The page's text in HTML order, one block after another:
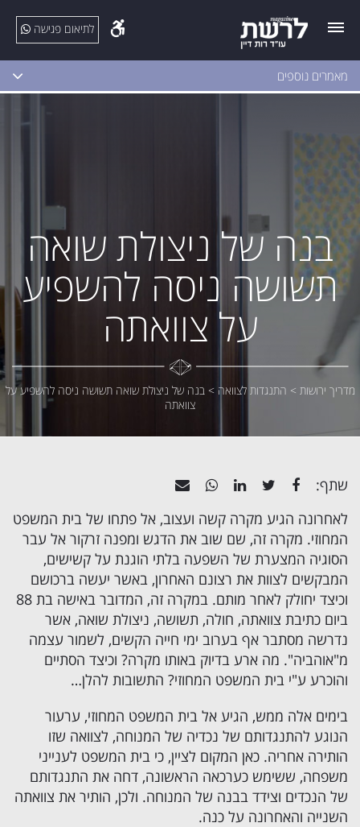
לתיאום פגישה
מאמרים נוספים
בנה של ניצולת שואה
תשושה ניסה להשפיע
על צוואתה
מדריך ירושות > התנגדות לצוואה >בנה של ניצולת שואה תשושה ניסה להשפיע על
צוואתה
שתף:
לאחרונה הגיע מקרה קשה ועצוב, אל פתחו של בית המשפט
המחוזי. מקרה זה, שם שוב את הדגש ומפנה זרקור אל עבר
הסוגיה המצערת של השפעה בלתי הוגנת על קשישים,
המבקשים לצוות את רצונם האחרון, באשר יעשה ברכושם
וכיצד יחולק לאחר מותם. במקרה זה, המדובר באישה בת 88
ביום כתיבת צוואתה, חולה, תשושה, ניצולת שואה, אשר
נדרשה מסתבר אף בערוב ימי חייה הקשים, לשמור עצמה
מ"אוהביה". מה ארע בדיוק באותו מקרה? וכיצד הסתיים
והוכרע ע"י בית המשפט המחוזי? התשובות להלן…
בימים אלה ממש, הגיע אל בית המשפט המחוזי, ערעור
הנוגע להתנגדותם של נכדיה של המנוחה, לצוואה שזו
הותירה אחריה. כאן המקום לציין, כי בית המשפט לענייני
משפחה, ששימש כערכאה הראשונה, דחה את התנגדותם
של הנכדים וצידד בבנה של המנוחה. ולכן, הותיר את צוואתה
השנייה והאחרונה על כנה.